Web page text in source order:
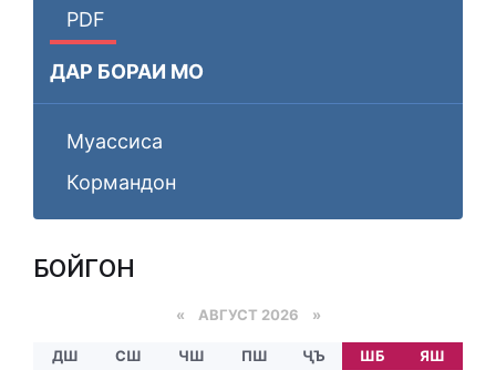
PDF
ДАР БОРАИ МО
Муассиса
Кормандон
БОЙГОНӢ
« АВГУСТ 2026 »
ДШ СШ ЧШ ПШ ҶЪ ШБ
ЯШ